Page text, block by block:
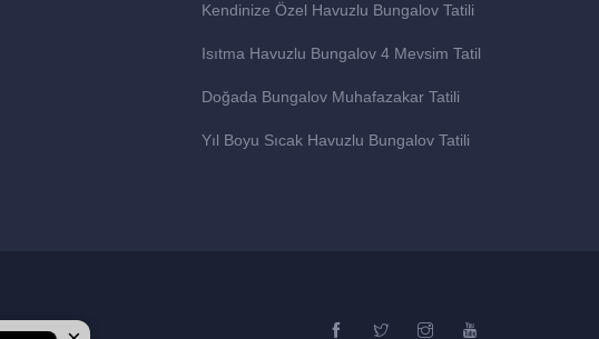
Kendinize Özel Havuzlu Bungalov Tatili
Isıtma Havuzlu Bungalov 4 Mevsim Tatil
Doğada Bungalov Muhafazakar Tatili
Yıl Boyu Sıcak Havuzlu Bungalov Tatili
FacebookTwitter Instagram